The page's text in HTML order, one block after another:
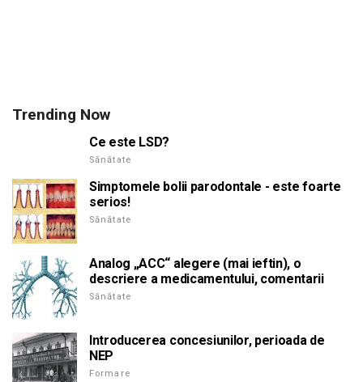
Trending Now
Ce este LSD?
Sănătate
Simptomele bolii parodontale - este foarte
serios!
Sănătate
Analog „ACC“ alegere (mai ieftin), o
descriere a medicamentului, comentarii
Sănătate
Introducerea concesiunilor, perioada de
NEP
Formare